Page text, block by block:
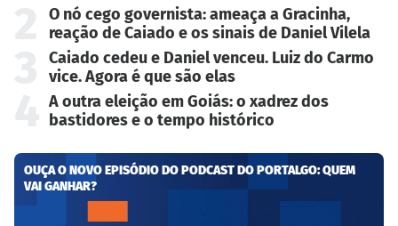
O nó cego governista: ameaça a Gracinha,
reação de Caiado e os sinais de Daniel Vilela
Caiado cedeu e Daniel venceu. Luiz do Carmo
vice. Agora é que são elas
A outra eleição em Goiás: o xadrez dos
bastidores e o tempo histórico
OUÇA O NOVO EPISÓDIO DO PODCAST DO PORTALGO: QUEM
VAI GANHAR?